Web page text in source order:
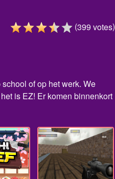
(399 votes)
of op het werk. We
is EZ! Er komen binnenkort